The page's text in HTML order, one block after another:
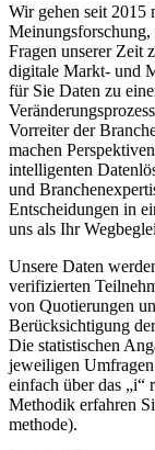
Wir gehen seit 2015
Fragen unserer Zeit
digitale Markt- und
für Sie Daten zu
Vorreiter der
machen
intelligenten
und
Entscheidungen in
uns als Ihr
Unsere Daten
verifizierten
von Quotierungen
Berücksichtigung
Die statistischen
jeweiligen
einfach über das „i“
Methodik erfahren
methode).